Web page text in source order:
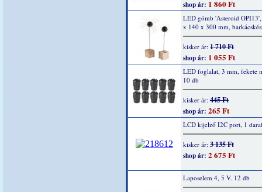
shop ár: 1 860 Ft
LED gömb 'Asteroid
x 140 x 300 mm,
kisker ár: 1 710 Ft
shop ár: 1 055 Ft
LED foglalat, 3 mm, fekete
10 db
kisker ár: 445 Ft
shop ár: 265 Ft
LCD kijelző I2C port, 1
kisker ár: 3 135 Ft
shop ár: 2 675 Ft
Laposelem 4, 5 V. 12 db